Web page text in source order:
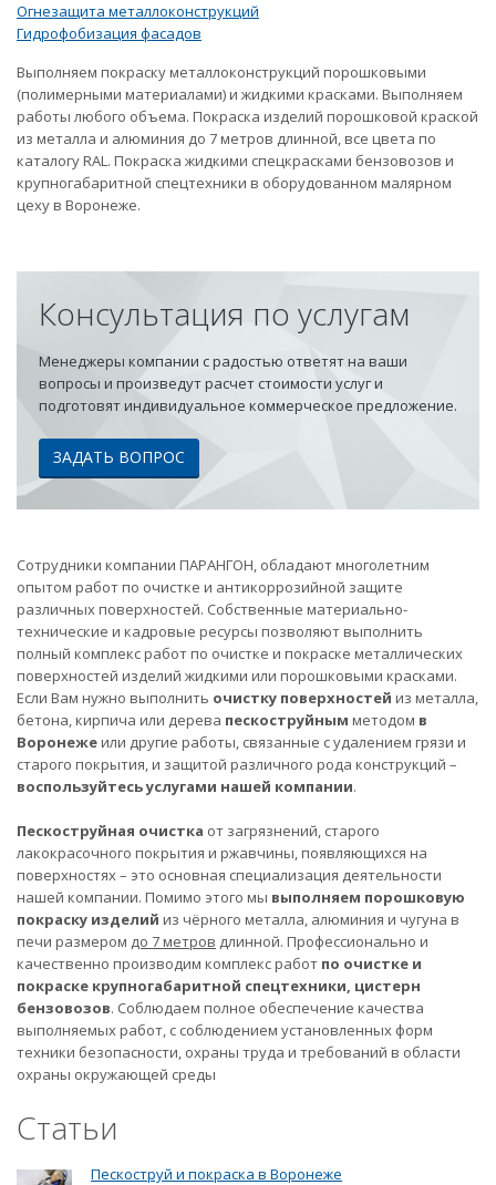
Огнезащита металлоконструкций
Гидрофобизация фасадов
Выполняем покраску металлоконструкций порошковыми
(полимерными материалами) и жидкими красками. Выполняем
работы любого объема. Покраска изделий порошковой краской
из металла и алюминия до 7 метров длинной, все цвета по
каталогу RAL. Покраска жидкими спецкрасками бензовозов и
крупногабаритной спецтехники в оборудованном малярном
цеху в Воронеже.
Консультация по услугам
Менеджеры компании с радостью ответят на ваши
вопросы и произведут расчет стоимости услуг и
подготовят индивидуальное коммерческое предложение.
ЗАДАТЬ ВОПРОС
Сотрудники компании ПАРАНГОН, обладают многолетним
опытом работ по очистке и антикоррозийной защите
различных поверхностей. Собственные материально-
технические и кадровые ресурсы позволяют выполнить
полный комплекс работ по очистке и покраске металлических
поверхностей изделий жидкими или порошковыми красками.
Если Вам нужно выполнить очистку поверхностей из металла,
бетона, кирпича или дерева пескоструйным методом в
Воронежеили другие работы, связанные с удалением грязи и
старого покрытия, и защитой различного рода конструкций –
воспользуйтесь услугами нашей компании.
Пескоструйная очистка от загрязнений, старого
лакокрасочного покрытия и ржавчины, появляющихся на
поверхностях – это основная специализация деятельности
нашей компании. Помимо этого мы выполняем порошковую
покраску изделий из чёрного металла, алюминия и чугуна в
печи размером до 7 метров длинной. Профессионально и
качественно производим комплекс работ по очистке и
покраске крупногабаритной спецтехники, цистерн
бензовозов. Соблюдаем полное обеспечение качества
выполняемых работ, с соблюдением установленных форм
техники безопасности, охраны труда и требований в области
охраны окружающей среды
Статьи
Пескоструй и покраска в Воронеже